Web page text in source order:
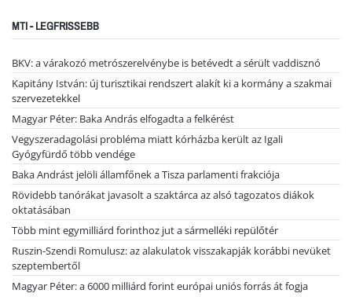
MTI - LEGFRISSEBB
BKV: a várakozó metrószerelvénybe is betévedt a sérült vaddisznó
Kapitány István: új turisztikai rendszert alakít ki a kormány a szakmai
szervezetekkel
Magyar Péter: Baka András elfogadta a felkérést
Vegyszeradagolási probléma miatt kórházba került az Igali
Gyógyfürdő több vendége
Baka Andrást jelöli államfőnek a Tisza parlamenti frakciója
Rövidebb tanórákat javasolt a szaktárca az alsó tagozatos diákok
oktatásában
Több mint egymilliárd forinthoz jut a sármelléki repülőtér
Ruszin-Szendi Romulusz: az alakulatok visszakapják korábbi nevüket
szeptembertől
Magyar Péter: a 6000 milliárd forint európai uniós forrás át fogja